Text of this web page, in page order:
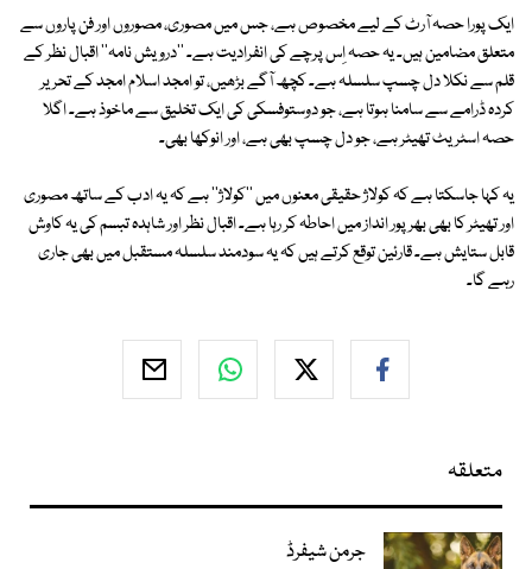
ایک پورا حصہ آرٹ کے لیے مخصوص ہے، جس میں مصوری، مصوروں اور فن پاروں سے
متعلق مضامین ہیں۔ یہ حصہ اِس پرچے کی انفرادیت ہے۔ ''درویش نامہ'' اقبال نظر کے
قلم سے نکلا دل چسپ سلسلہ ہے۔ کچھ آگے بڑھیں، تو امجد اسلام امجد کے تحریر
کردہ ڈرامے سے سامنا ہوتا ہے، جو دوستوفسکی کی ایک تخلیق سے ماخوذ ہے۔ اگلا
حصہ اسٹریٹ تھیٹر ہے، جو دل چسپ بھی ہے، اور انوکھا بھی۔
یہ کہا جاسکتا ہے کہ کولاژ حقیقی معنوں میں ''کولاژ'' ہے کہ یہ ادب کے ساتھ مصوری
اور تھیٹر کا بھی بھرپور انداز میں احاطہ کر رہا ہے۔ اقبال نظر اور شاہدہ تبسم کی یہ کاوش
قابل ستایش ہے۔ قارئین توقع کرتے ہیں کہ یہ سودمند سلسلہ مستقبل میں بھی جاری
رہے گا۔
متعلقہ
جرمن شیفرڈ